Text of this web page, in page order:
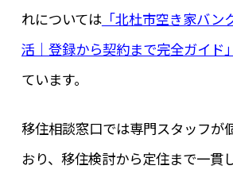
れについては「北杜市空き家バン
活｜登録から契約まで完全ガイド」
ています。
移住相談窓口では専門スタッフが
おり、移住検討から定住まで一貫